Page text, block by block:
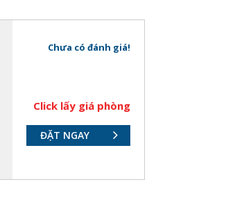
Chưa có đánh giá!
Click lấy giá phòng
ĐẶT NGAY